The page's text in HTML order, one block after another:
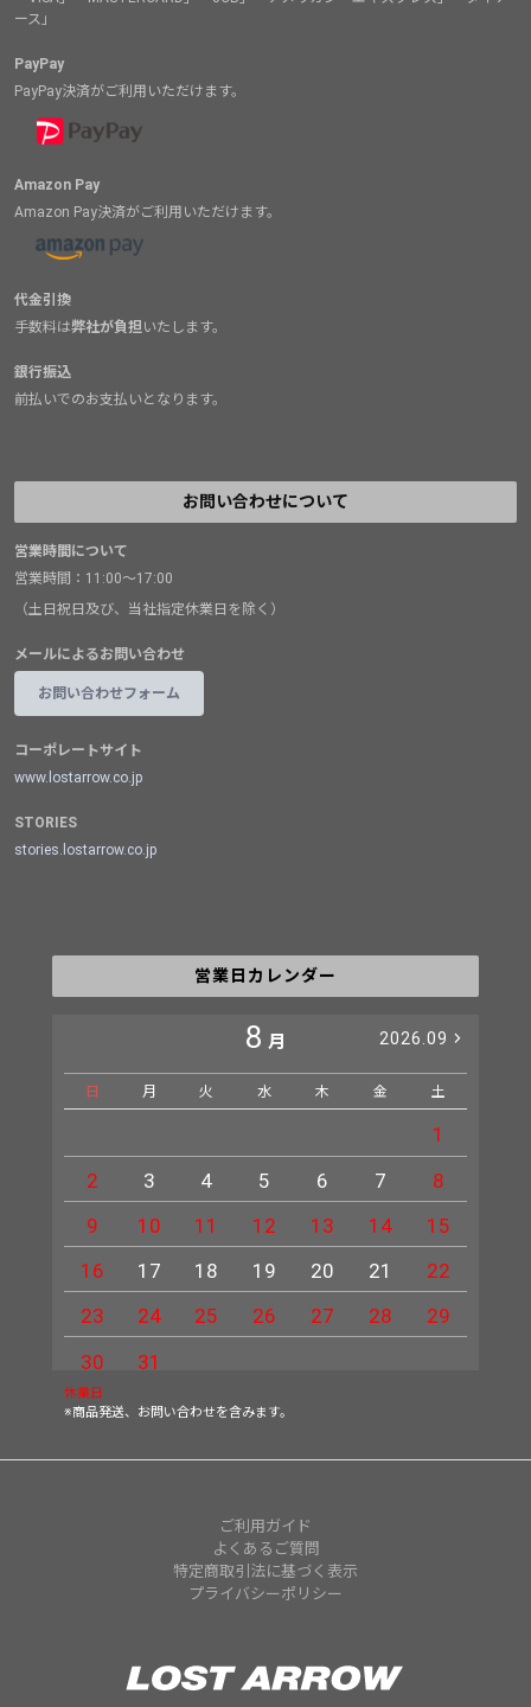
ース」
PayPay
PayPay決済がご利用いただけます。
Amazon Pay
Amazon Pay決済がご利用いただけます。
代金引換
手数料は弊社が負担いたします。
銀行振込
前払いでのお支払いとなります。
お問い合わせについて
営業時間について
営業時間：11:00～17:00
（土日祝日及び、当社指定休業日を除く）
メールによるお問い合わせ
お問い合わせフォーム
コーポレートサイト
www.lostarrow.co.jp
STORIES
stories.lostarrow.co.jp
営業日カレンダー
8 月 2026.09
日 月 火 水 木 金 土
1
2
3 4 5 6 7
8
9
10 11 12 13 14
15
16
17 18 19 20 21
22
23
24 25 26 27 28
29
30
31
休業日
※商品発送、お問い合わせを含みます。
ご利用ガイド
よくあるご質問
特定商取引法に基づく表示
プライバシーポリシー